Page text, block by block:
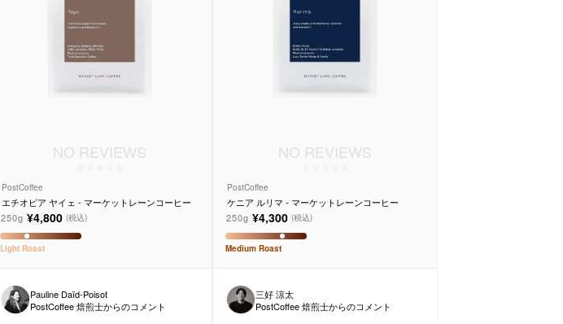
NO REVIEWS
PostCoffee
エチオピア ヤイェ - マーケットレーンコーヒー
250g ¥4,800 (税込)
Light Roast
Pauline Daïd-Poisot
PostCoffee 焙煎士からのコメント
NO REVIEWS
PostCoffee
ケニア ルリマ - マーケットレーンコーヒー
250g ¥4,300 (税込)
Medium Roast
三好 涼太
PostCoffee 焙煎士からのコメント